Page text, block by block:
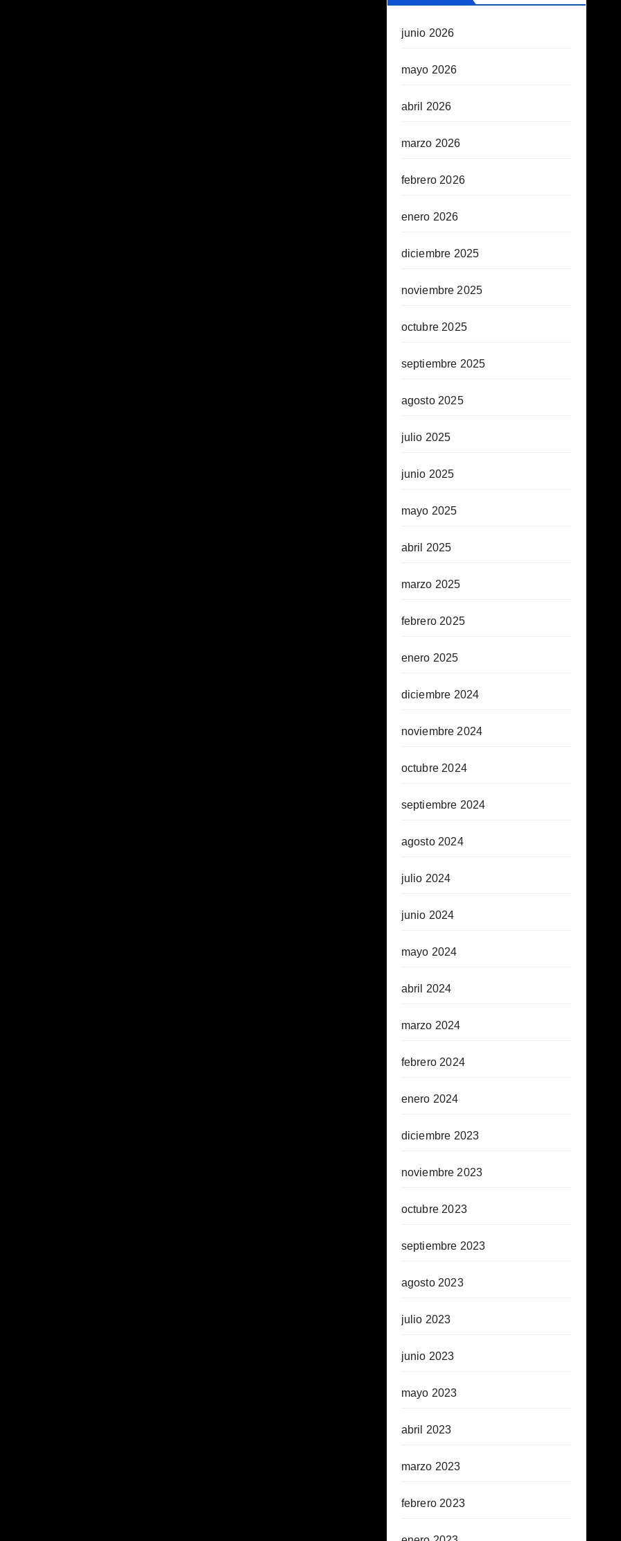
junio 2026
mayo 2026
abril 2026
marzo 2026
febrero 2026
enero 2026
diciembre 2025
noviembre 2025
octubre 2025
septiembre 2025
agosto 2025
julio 2025
junio 2025
mayo 2025
abril 2025
marzo 2025
febrero 2025
enero 2025
diciembre 2024
noviembre 2024
octubre 2024
septiembre 2024
agosto 2024
julio 2024
junio 2024
mayo 2024
abril 2024
marzo 2024
febrero 2024
enero 2024
diciembre 2023
noviembre 2023
octubre 2023
septiembre 2023
agosto 2023
julio 2023
junio 2023
mayo 2023
abril 2023
marzo 2023
febrero 2023